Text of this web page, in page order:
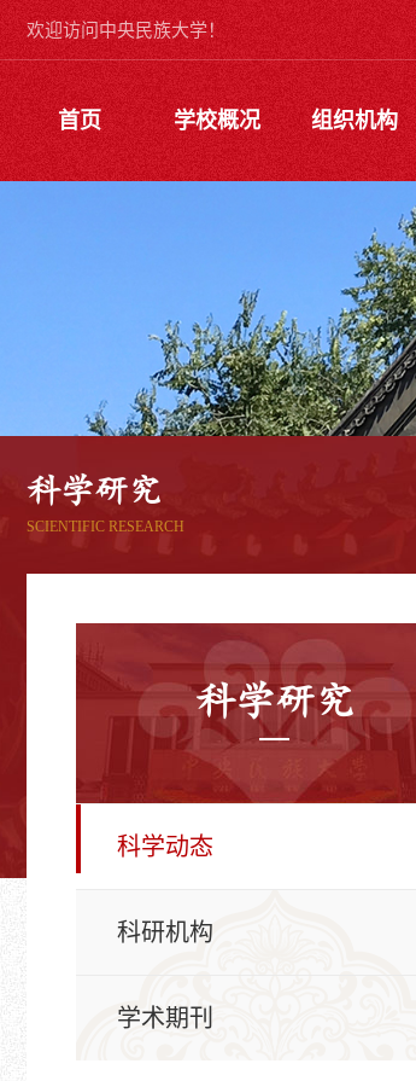
欢迎访问中央民族大学！
首页 学校概况 组织机构
科学研究
SCIENTIFIC RESEARCH
科学研究
科学动态
科研机构
学术期刊